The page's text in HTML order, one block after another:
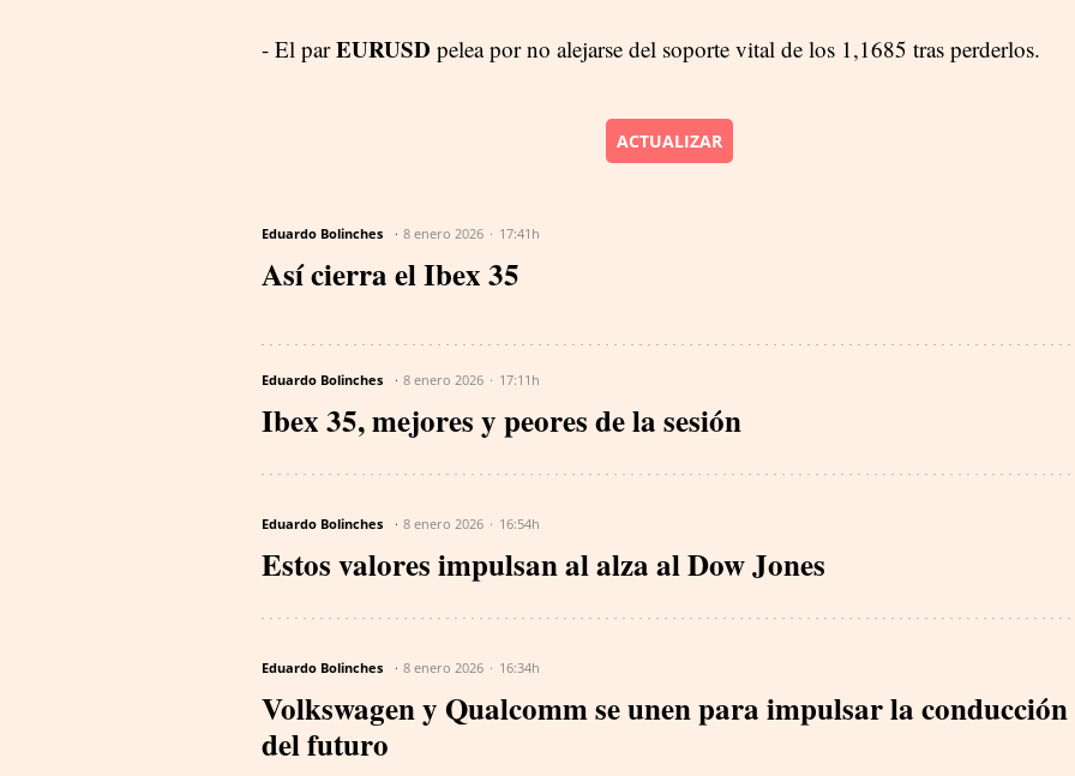
- El parEURUSD pelea por no alejarse del soporte vital de los 1,1685 tras perderlos.
ACTUALIZAR
Eduardo Bolinches 8 enero 2026 17:41h
Así cierra el Ibex 35
Eduardo Bolinches 8 enero 2026 17:11h
Ibex 35, mejores y peores de la sesión
Eduardo Bolinches 8 enero 2026 16:54h
Estos valores impulsan al alza al Dow Jones
Eduardo Bolinches 8 enero 2026 16:34h
Volkswagen y Qualcomm se unen para impulsar la conducción
del futuro